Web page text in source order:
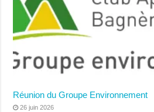
Réunion du Groupe Environnement
26 juin 2026